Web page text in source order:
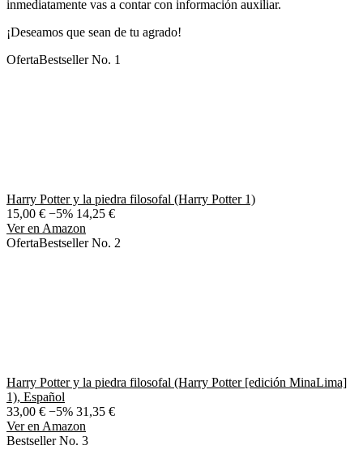
inmediatamente vas a contar con información auxiliar.
¡Deseamos que sean de tu agrado!
OfertaBestseller No. 1
Harry Potter y la piedra filosofal (Harry Potter 1)
15,00 € −5% 14,25 €
Ver en Amazon
OfertaBestseller No. 2
Harry Potter y la piedra filosofal (Harry Potter [edición MinaLima]
1), Español
33,00 € −5% 31,35 €
Ver en Amazon
Bestseller No. 3